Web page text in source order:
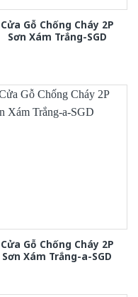
Cửa Gỗ Chống Cháy 2P
Sơn Xám Trắng-SGD
Cửa Gỗ Chống Cháy 2P
Sơn Xám Trắng-a-SGD